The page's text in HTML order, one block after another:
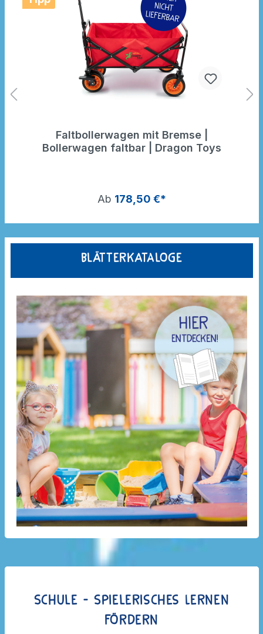
Faltbollerwagen mit Bremse |
Bollerwagen faltbar | Dragon Toys
Ab 178,50 €*
Blätterkataloge
Schule - Spielerisches Lernen
fördern